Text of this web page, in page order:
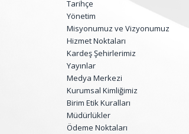
Tarihçe
Yönetim
Misyonumuz ve Vizyonumuz
Hizmet Noktaları
Kardeş Şehirlerimiz
Yayınlar
Medya Merkezi
Kurumsal Kimliğimiz
Birim Etik Kuralları
Müdürlükler
Ödeme Noktaları